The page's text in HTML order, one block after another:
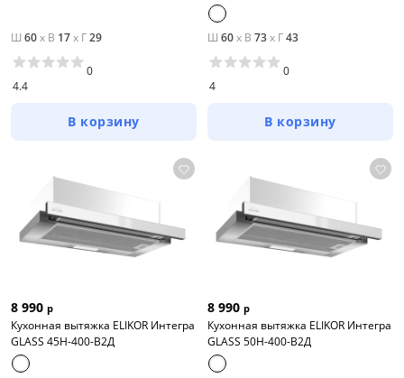
Ш 60x В 17x Г29
4.4
0
В корзину
Ш 60x В 73x Г43
4
0
В корзину
8 990 р
Кухонная вытяжка ELIKOR Интегра
GLASS 45Н-400-В2Д
8 990 р
Кухонная вытяжка ELIKOR Интегра
GLASS 50Н-400-В2Д